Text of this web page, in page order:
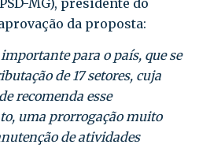
MG), presidente do
da proposta:
para o país, que se
de 17 setores, cuja
recomenda esse
uma prorrogação muito
de atividades